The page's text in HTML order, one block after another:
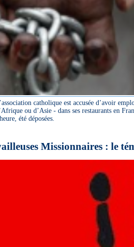
catholique est accusée d’avoir
ou d’Asie - dans ses restaurants en
été déposées.
Missionnaires : le